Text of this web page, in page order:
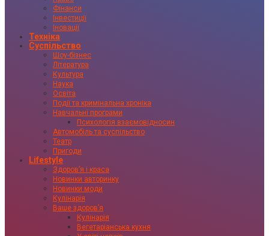
Фінанси
Інвестиції
Іновації
Техніка
Суспільство
Шоу-бізнес
Література
Культура
Наука
Освіта
Події та кримінальна хроніка
Навчальні програми
Психологія взаємовідносин
Автомобіль та суспільство
Театр
Пригоди
Lifestyle
Здоровʼя і краса
Новинки авторинку
Новинки моди
Кулінарія
Ваше здоровʼя
Кулінарія
Вегетаріанська кухня